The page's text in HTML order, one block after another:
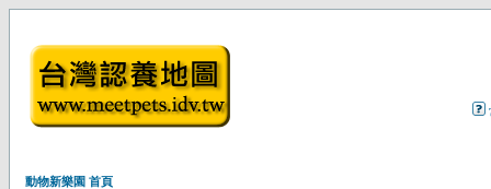
動物新樂園 首頁